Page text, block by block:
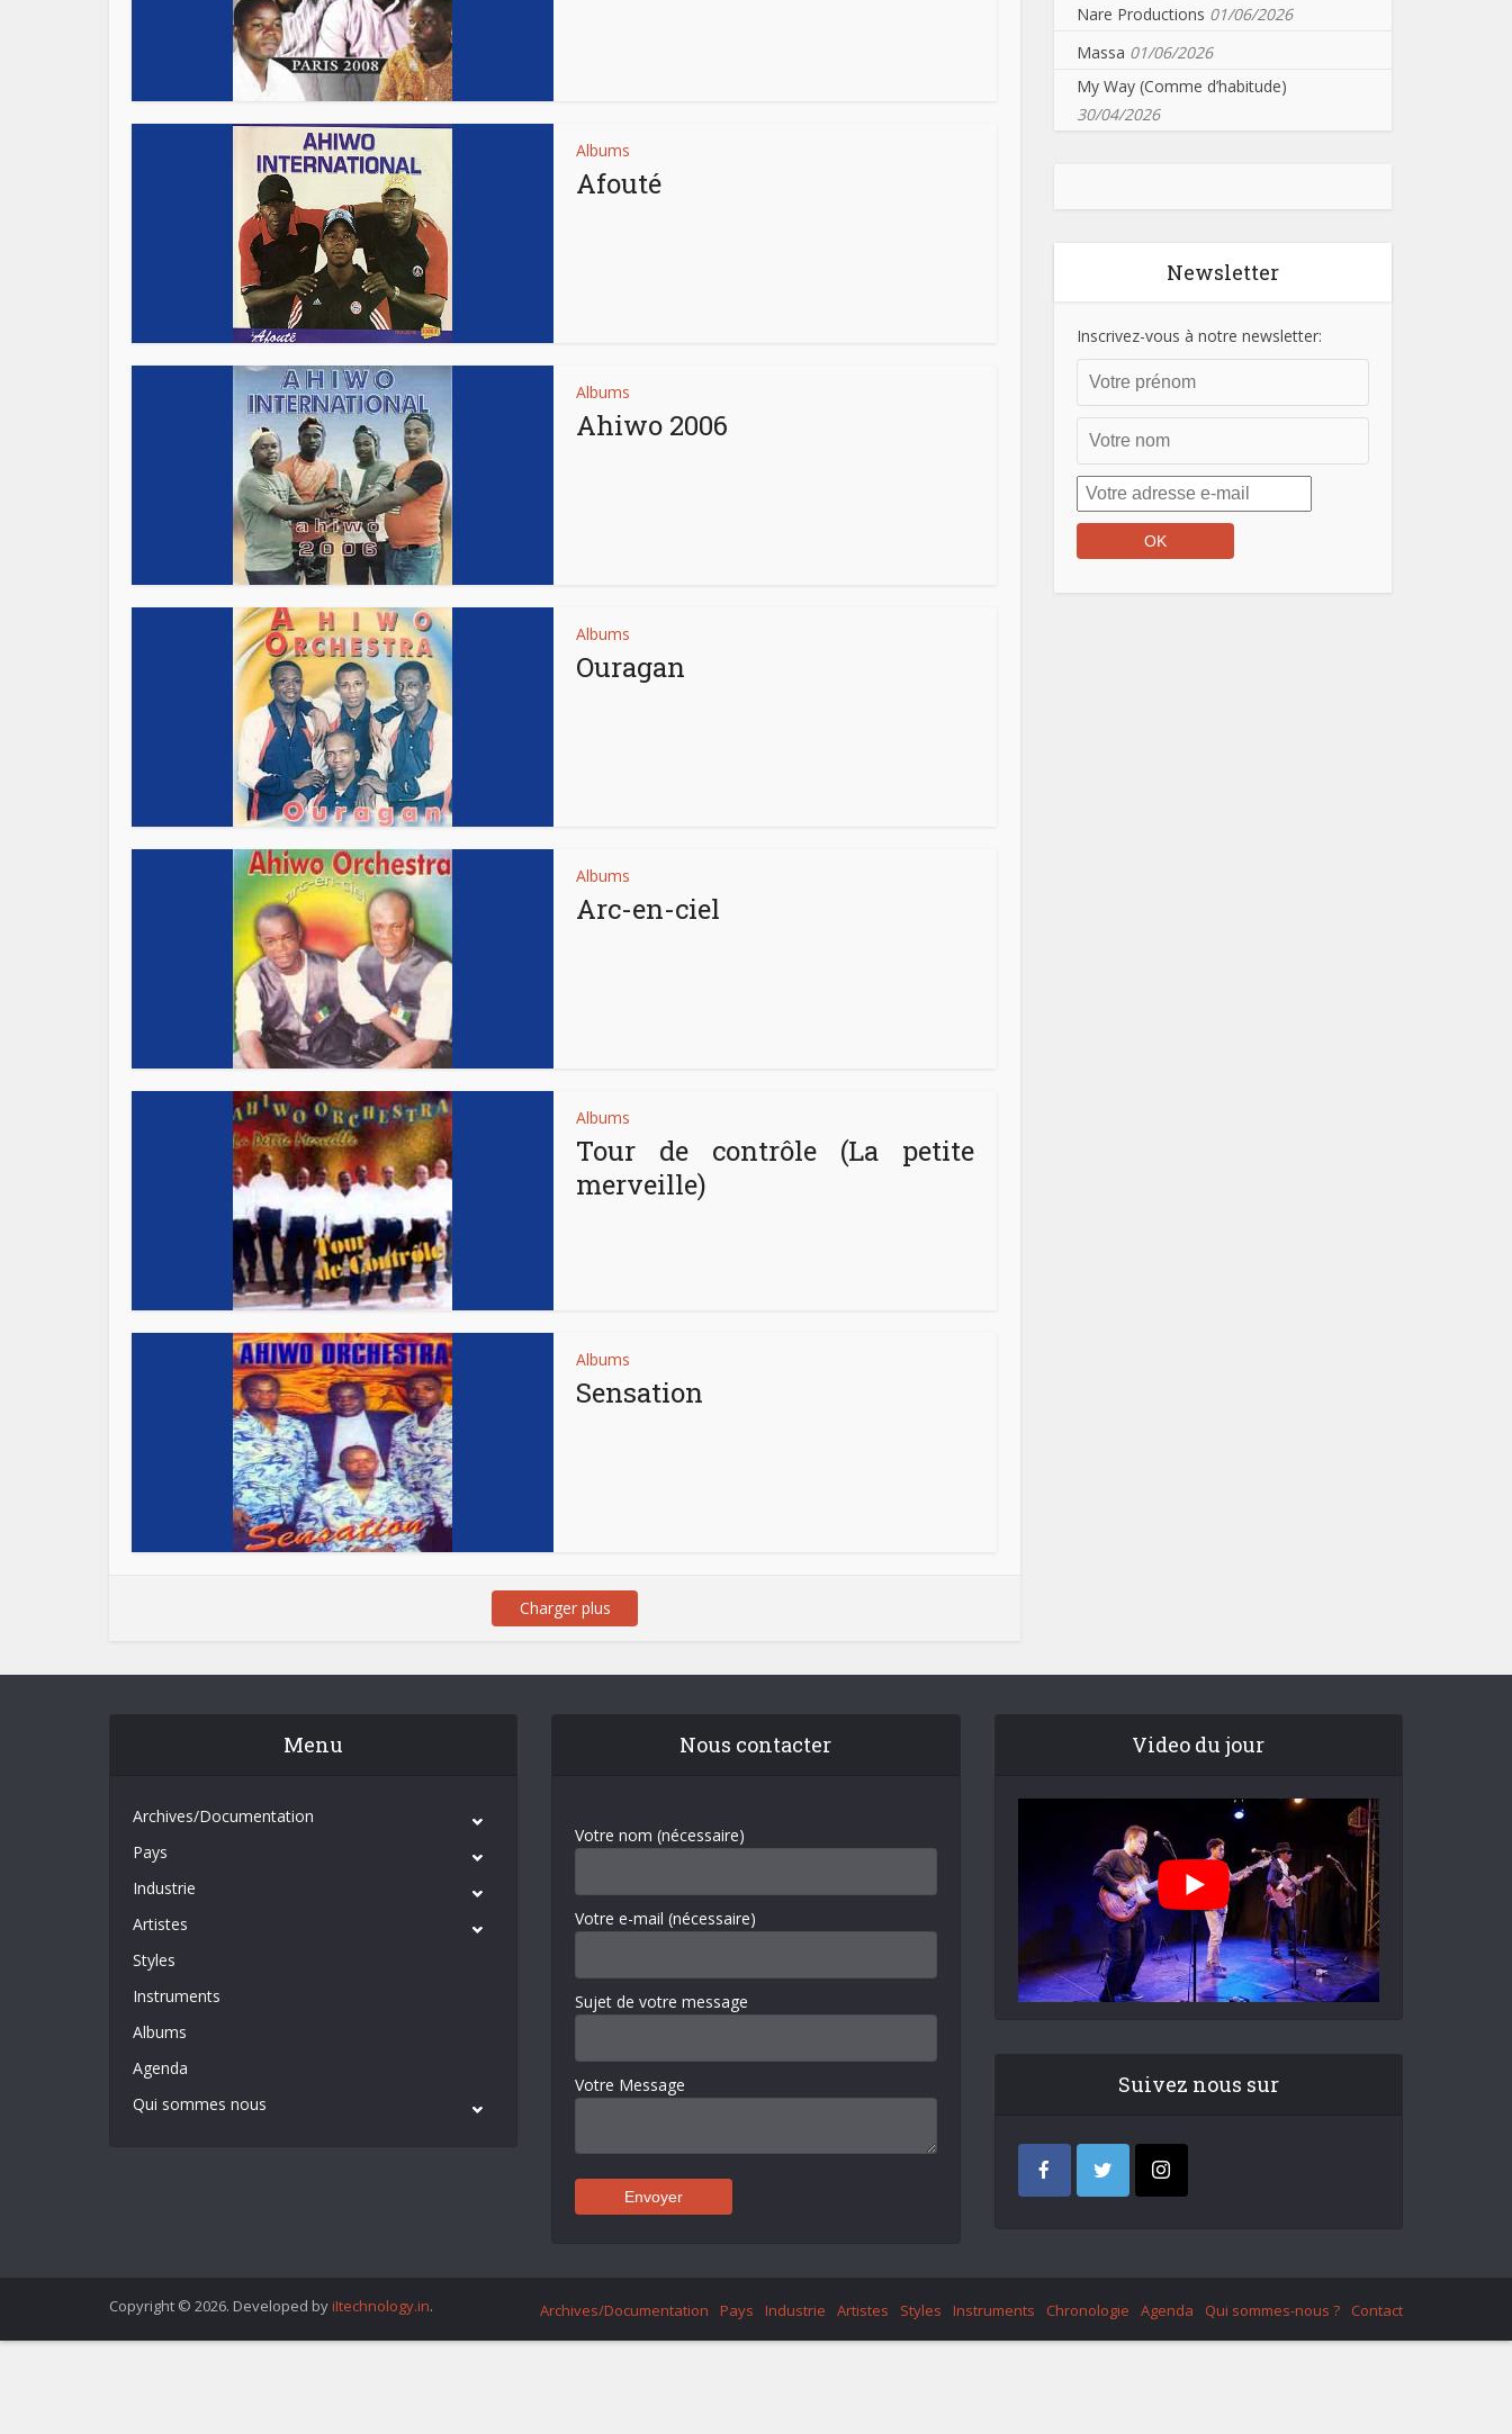
Albums
Afouté
Albums
Ahiwo 2006
Albums
Ouragan
Albums
Arc-en-ciel
Albums
Tour de contrôle (La petite
merveille)
Albums
Sensation
Charger plus
Nare Productions 01/06/2026
Massa 01/06/2026
My Way (Comme d’habitude)
30/04/2026
Newsletter
Inscrivez-vous à notre newsletter:
Menu
Archives/Documentation
Pays
Industrie
Artistes
Styles
Instruments
Albums
Agenda
Qui sommes nous
Nous contacter
Votre nom (nécessaire)
Votre e-mail (nécessaire)
Sujet de votre message
Votre Message
Video du jour
Suivez nous sur
Copyright © 2026. Developed by iItechnology.in. Archives/Documentation Pays Industrie Artistes Styles Instruments Chronologie Agenda Qui sommes-nous ? Contact